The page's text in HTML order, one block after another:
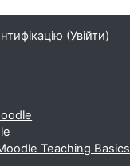
(Увійти)
Teaching Basics